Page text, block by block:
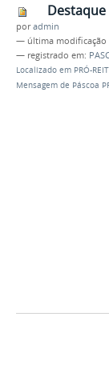
Destaque
poradmin
— última modificação
— registrado em:
Localizado em PRÓ-
Mensagem de Páscoa